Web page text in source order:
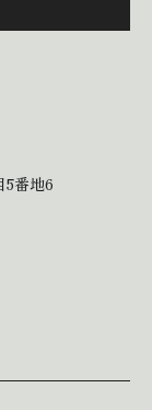
5番地6